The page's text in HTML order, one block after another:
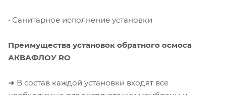
• Санитарное исполнение установки
Преимущества установок обратного осмоса
АКВАФЛОУ RO
➜ В состав каждой установки входят все